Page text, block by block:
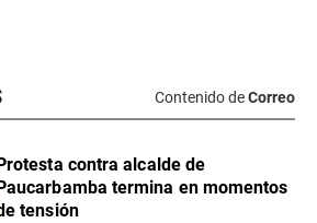
Contenido deCorreo
contra alcalde de
termina en momentos
tensión